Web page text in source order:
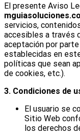
El presente Aviso
servicios,
accesibles a través
aceptación por
establecidas en
políticas que sean
de cookies, etc.).
3. Condiciones de
El usuario se
Sitio Web
los derechos